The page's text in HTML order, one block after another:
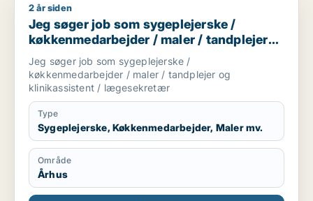
Jeg søger job som sygeplejerske / køkkenmedarbejder /
2 år siden
Jeg søger job som sygeplejerske /
køkkenmedarbejder / maler / tandplejer
og klinikassistent / lægesekretær
Jeg søger job som sygeplejerske /
køkkenmedarbejder / maler / tandplejer og
klinikassistent / lægesekretær
Type
Sygeplejerske, Køkkenmedarbejder, Maler mv.
Område
Århus